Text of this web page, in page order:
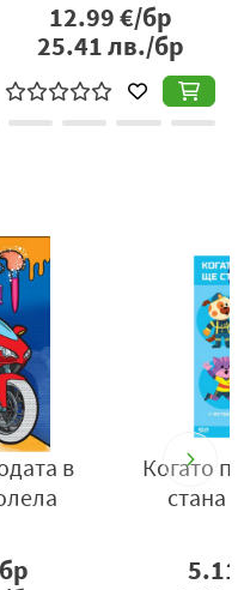
12.99€/бр
25.41лв./бр
Когато порасна ще
стана ... (синя)